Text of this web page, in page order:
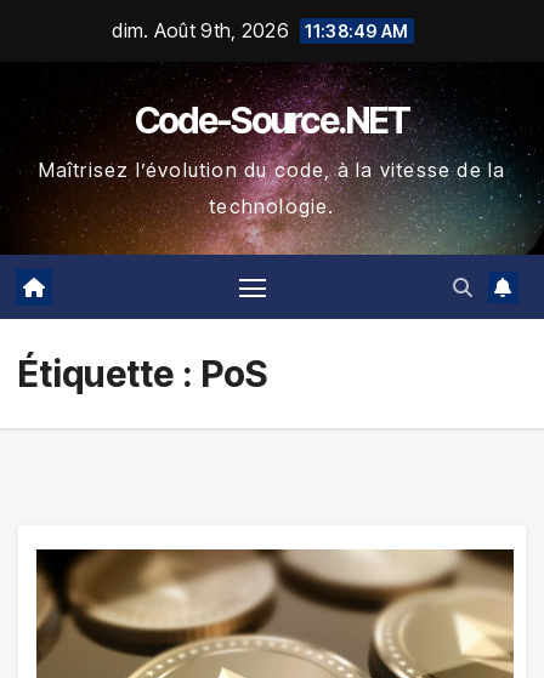
dim. Août 9th, 2026 11:38:49 AM
Code-Source.NET
Maîtrisez l’évolution du code, à la vitesse de la
technologie.
Étiquette : PoS